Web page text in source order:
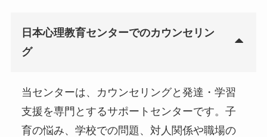
日本心理教育センターでのカウンセリン
グ
当センターは、カウンセリングと発達・学習
支援を専門とするサポートセンターです。子
育の悩み、学校での問題、対人関係や職場の